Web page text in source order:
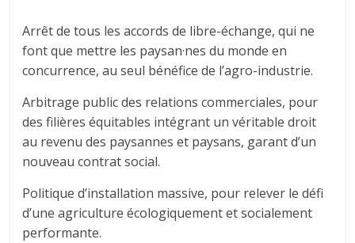
Arrêt de tous les accords de libre-échange, qui ne
font que mettre les paysan·nes du monde en
concurrence, au seul bénéfice de l’agro-industrie.
Arbitrage public des relations commerciales, pour
des filières équitables intégrant un véritable droit
au revenu des paysannes et paysans, garant d’un
nouveau contrat social.
Politique d’installation massive, pour relever le défi
d’une agriculture écologiquement et socialement
performante.